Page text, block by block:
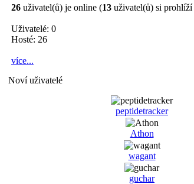
26 uživatel(ů) je online (13 uživatel(ů) si prohlíží
Uživatelé: 0
Hosté: 26
více...
Noví uživatelé
peptidetracker
Athon
wagant
guchar